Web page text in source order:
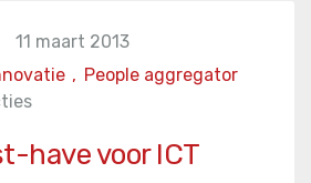
11 maart 2013
People aggregator
,
have voor ICT